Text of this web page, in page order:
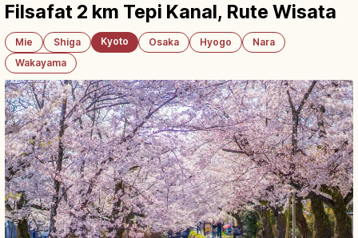
Filsafat 2 km Tepi Kanal, Rute Wisata
Mie Shiga Kyoto Osaka Hyogo
Nara
Wakayama